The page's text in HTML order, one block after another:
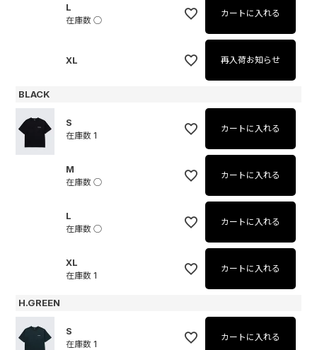
L
在庫数 ○
カートに入れる
XL 再入荷お知らせ
BLACK
S
在庫数 1
カートに入れる
M
在庫数 ○
カートに入れる
L
在庫数 ○
カートに入れる
XL
在庫数 1
カートに入れる
H.GREEN
S
在庫数 1
カートに入れる